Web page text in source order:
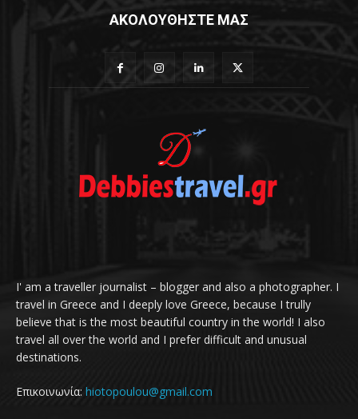
ΑΚΟΛΟΥΘΗΣΤΕ ΜΑΣ
I' am a traveller journalist – blogger and also a photographer. I
travel in Greece and I deeply love Greece, because I trully
believe that is the most beautiful country in the world! I also
travel all over the world and I prefer difficult and unusual
destinations.
Επικοινωνία: hiotopoulou@gmail.com